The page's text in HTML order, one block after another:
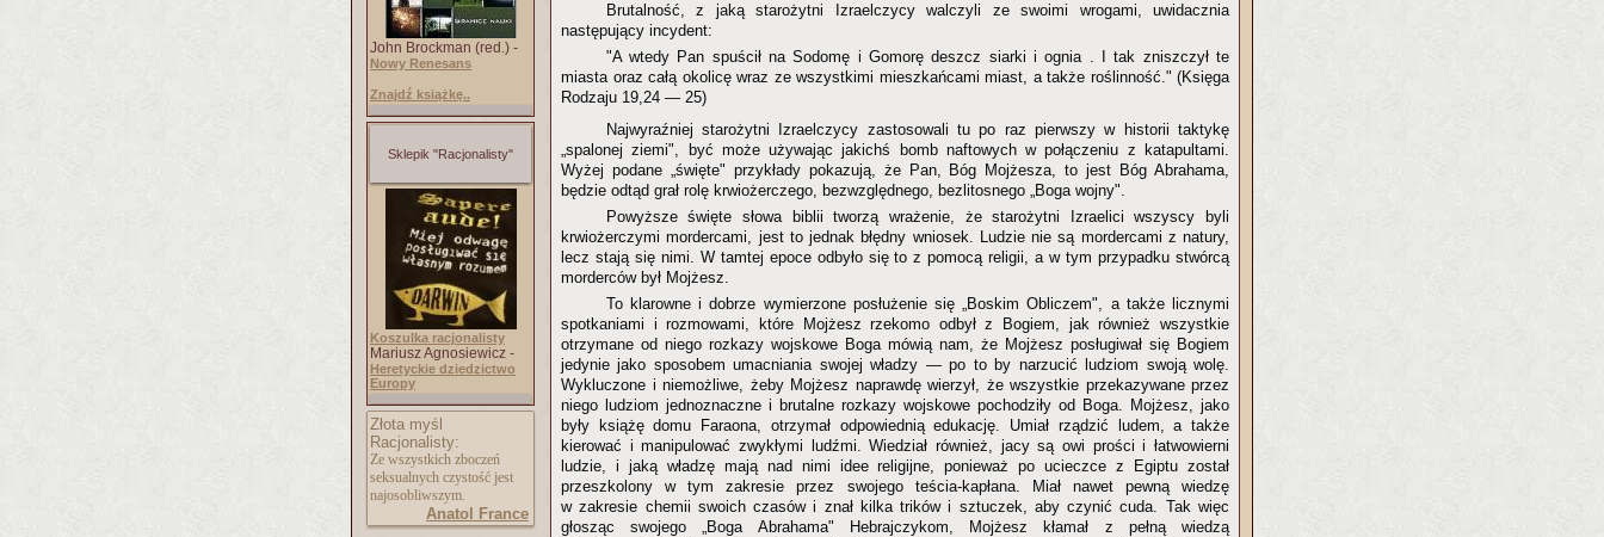
John Brockman (red.) -
Nowy Renesans
Znajdź książkę..
Sklepik "Racjonalisty"
Koszulka racjonalisty
Mariusz Agnosiewicz -
Heretyckie dziedzictwo
Europy
Złota myśl
Racjonalisty:
Ze wszystkich zboczeń
seksualnych czystość jest
najosobliwszym.
Anatol France
Brutalność, z jaką starożytni Izraelczycy walczyli ze swoimi wrogami, uwidacznia
następujący incydent:
"A wtedy Pan spuścił na Sodomę i Gomorę deszcz siarki i ognia . I tak zniszczył te
miasta oraz całą okolicę wraz ze wszystkimi mieszkańcami miast, a także roślinność." (Księga
Rodzaju 19,24 — 25)
Najwyraźniej starożytni Izraelczycy zastosowali tu po raz pierwszy w historii taktykę
„spalonej ziemi", być może używając jakichś bomb naftowych w połączeniu z katapultami.
Wyżej podane „święte" przykłady pokazują, że Pan, Bóg Mojżesza, to jest Bóg Abrahama,
będzie odtąd grał rolę krwiożerczego, bezwzględnego, bezlitosnego „Boga wojny".
Powyższe święte słowa biblii tworzą wrażenie, że starożytni Izraelici wszyscy byli
krwiożerczymi mordercami, jest to jednak błędny wniosek. Ludzie nie są mordercami z natury,
lecz stają się nimi. W tamtej epoce odbyło się to z pomocą religii, a w tym przypadku stwórcą
morderców był Mojżesz.
To klarowne i dobrze wymierzone posłużenie się „Boskim Obliczem", a także licznymi
spotkaniami i rozmowami, które Mojżesz rzekomo odbył z Bogiem, jak również wszystkie
otrzymane od niego rozkazy wojskowe Boga mówią nam, że Mojżesz posługiwał się Bogiem
jedynie jako sposobem umacniania swojej władzy — po to by narzucić ludziom swoją wolę.
Wykluczone i niemożliwe, żeby Mojżesz naprawdę wierzył, że wszystkie przekazywane przez
niego ludziom jednoznaczne i brutalne rozkazy wojskowe pochodziły od Boga. Mojżesz, jako
były książę domu Faraona, otrzymał odpowiednią edukację. Umiał rządzić ludem, a także
kierować i manipulować zwykłymi ludźmi. Wiedział również, jacy są owi prości i łatwowierni
ludzie, i jaką władzę mają nad nimi idee religijne, ponieważ po ucieczce z Egiptu został
przeszkolony w tym zakresie przez swojego teścia-kapłana. Miał nawet pewną wiedzę
w zakresie chemii swoich czasów i znał kilka trików i sztuczek, aby czynić cuda. Tak więc
głosząc swojego „Boga Abrahama" Hebrajczykom, Mojżesz kłamał z pełną wiedzą